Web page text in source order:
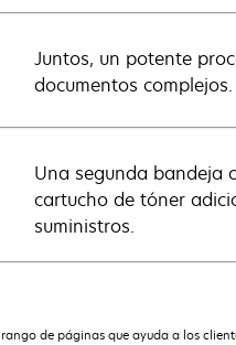
Juntos, un potente
documentos complejos.
Una segunda bandeja
cartucho de tóner
suministros.
de páginas que ayuda a los